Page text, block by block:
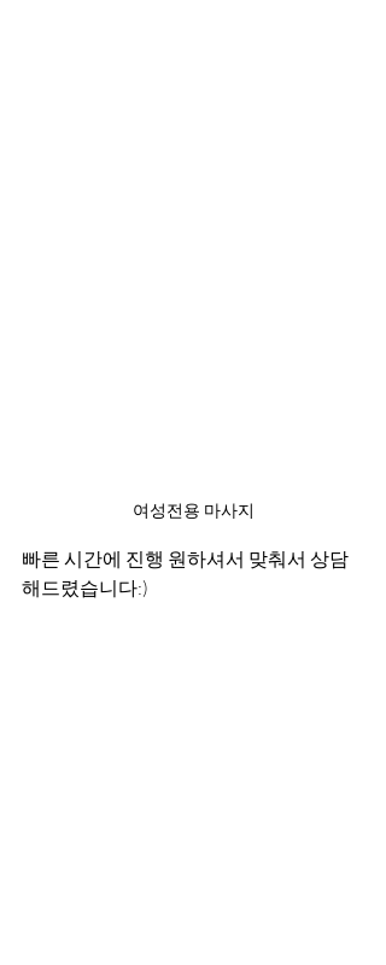
여성전용 마사지
빠른 시간에 진행 원하셔서 맞춰서 상담
해드렸습니다:)